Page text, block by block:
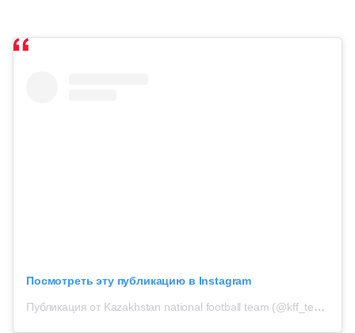
Посмотреть эту публикацию в Instagram
Публикация от Kazakhstan national football team (@kff_team)